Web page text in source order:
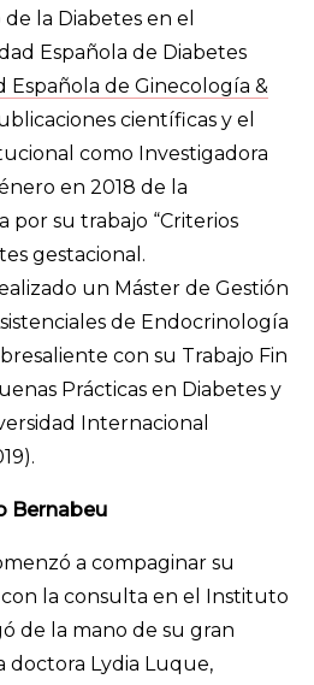
la Diabetes en el
Española de Diabetes
Española de Ginecología &
científicas y el
como Investigadora
en 2018 de la
por su trabajo “Criterios
gestacional.
un Máster de Gestión
de Endocrinología
con su Trabajo Fin
Prácticas en Diabetes y
Internacional
Bernabeu
a compaginar su
la consulta en el Instituto
de la mano de su gran
doctora Lydia Luque,